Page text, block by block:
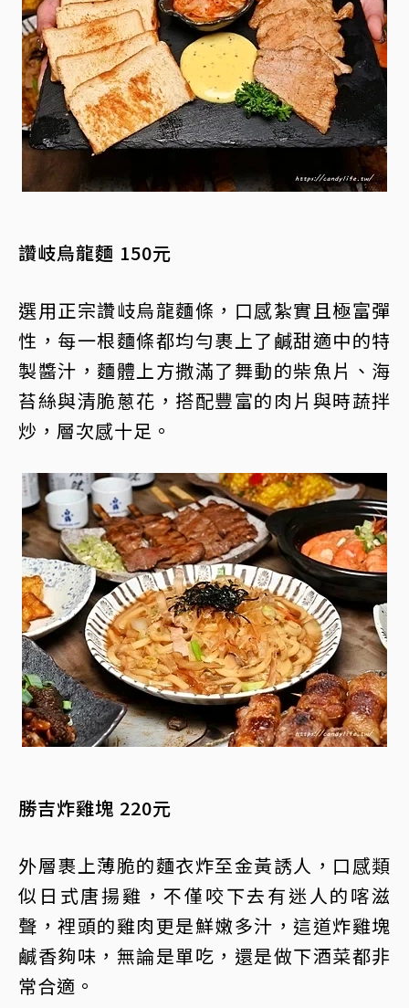
讚岐烏龍麵 150元
選用正宗讚岐烏龍麵條，口感紮實且極富彈
性，每一根麵條都均勻裹上了鹹甜適中的特
製醬汁，麵體上方撒滿了舞動的柴魚片、海
苔絲與清脆蔥花，搭配豐富的肉片與時蔬拌
炒，層次感十足。
勝吉炸雞塊 220元
外層裹上薄脆的麵衣炸至金黃誘人，口感類
似日式唐揚雞，不僅咬下去有迷人的喀滋
聲，裡頭的雞肉更是鮮嫩多汁，這道炸雞塊
鹹香夠味，無論是單吃，還是做下酒菜都非
常合適。